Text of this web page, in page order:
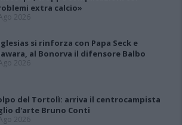
extra calcio»
2026
si rinforza con Papa Seck e
al Bonorva il difensore Balbo
2026
del Tortolì: arriva il centrocampista
d'arte Bruno Conti
2026